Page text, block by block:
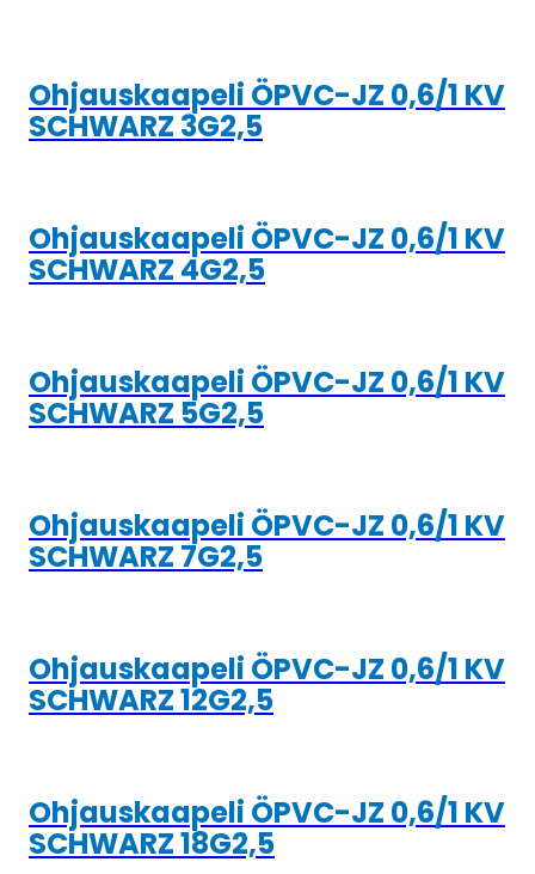
Ohjauskaapeli ÖPVC-JZ 0,6/1 KV
SCHWARZ 3G2,5
Ohjauskaapeli ÖPVC-JZ 0,6/1 KV
SCHWARZ 4G2,5
Ohjauskaapeli ÖPVC-JZ 0,6/1 KV
SCHWARZ 5G2,5
Ohjauskaapeli ÖPVC-JZ 0,6/1 KV
SCHWARZ 7G2,5
Ohjauskaapeli ÖPVC-JZ 0,6/1 KV
SCHWARZ 12G2,5
Ohjauskaapeli ÖPVC-JZ 0,6/1 KV
SCHWARZ 18G2,5